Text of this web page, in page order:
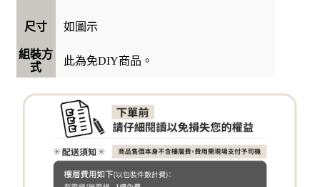
尺寸 如圖示
組裝方
式
此為免DIY商品。